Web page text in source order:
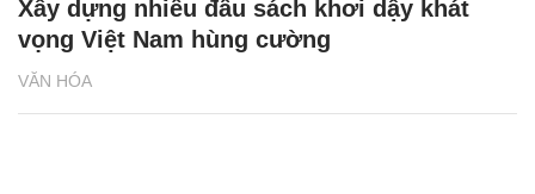
VĂN HÓA
Xây dựng nhiều đầu sách khơi dậy khát
vọng Việt Nam hùng cường